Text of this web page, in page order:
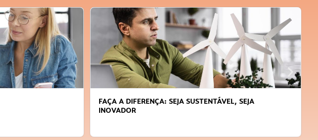
FAÇA A DIFERENÇA: SEJA SUSTENTÁVEL, SEJA
INOVADOR